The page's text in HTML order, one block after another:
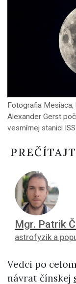
Fotografia
Alexander Gerst
vesmírnej stanici
Mgr. Patrik
astrofyzik a
Vedci po
návrat čínskej